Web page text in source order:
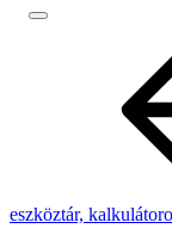
eszköztár,